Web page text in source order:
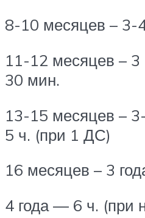
8-10 месяцев – 3-
11-12 месяцев –
30 мин.
13-15 месяцев –
5 ч. (при 1 ДС)
16 месяцев – 3
4 года — 6 ч. (при